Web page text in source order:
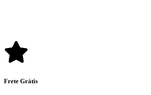
Frete Grátis